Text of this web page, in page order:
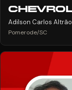
Adilson Carlos Altrão
Pomerode/SC